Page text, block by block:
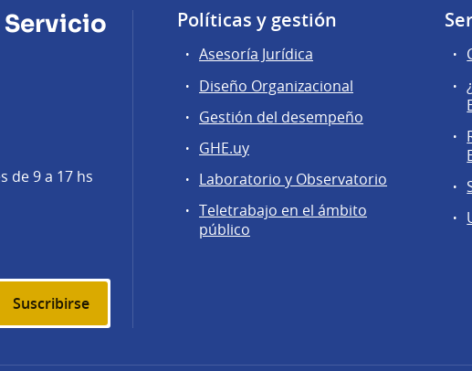
Servicio
de 9 a 17 hs
Suscribirse
Políticas y gestión
Asesoría Jurídica
Diseño Organizacional
Gestión del desempeño
GHE.uy
Laboratorio y Observatorio
Teletrabajo en el ámbito
público